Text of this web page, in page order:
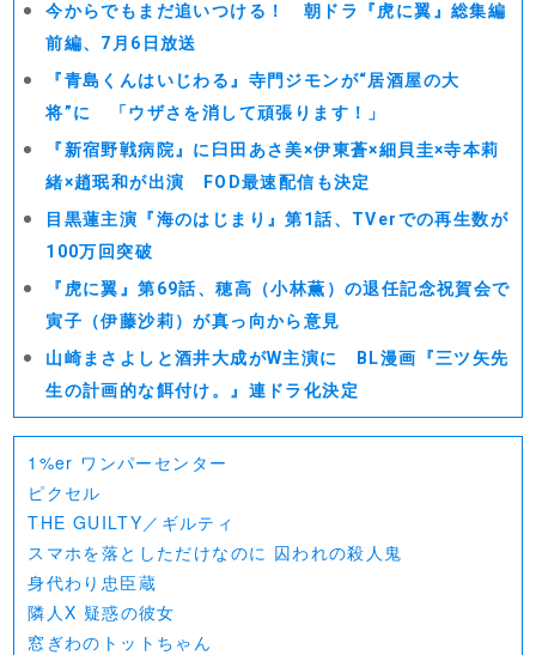
今からでもまだ追いつける！ 朝ドラ『虎に翼』総集編
前編、7月6日放送
『青島くんはいじわる』寺門ジモンが“居酒屋の大
将”に 「ウザさを消して頑張ります！」
『新宿野戦病院』に臼田あさ美×伊東蒼×細貝圭×寺本莉
緒×趙珉和が出演 FOD最速配信も決定
目黒蓮主演『海のはじまり』第1話、TVerでの再生数が
100万回突破
『虎に翼』第69話、穂高（小林薫）の退任記念祝賀会で
寅子（伊藤沙莉）が真っ向から意見
山崎まさよしと酒井大成がW主演に BL漫画『三ツ矢先
生の計画的な餌付け。』連ドラ化決定
1%er ワンパーセンター
ピクセル
THE GUILTY／ギルティ
スマホを落としただけなのに 囚われの殺人鬼
身代わり忠臣蔵
隣人X 疑惑の彼女
窓ぎわのトットちゃん